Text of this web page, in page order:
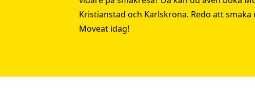
Kristianstad och Karlskrona. Redo att
Moveat idag!